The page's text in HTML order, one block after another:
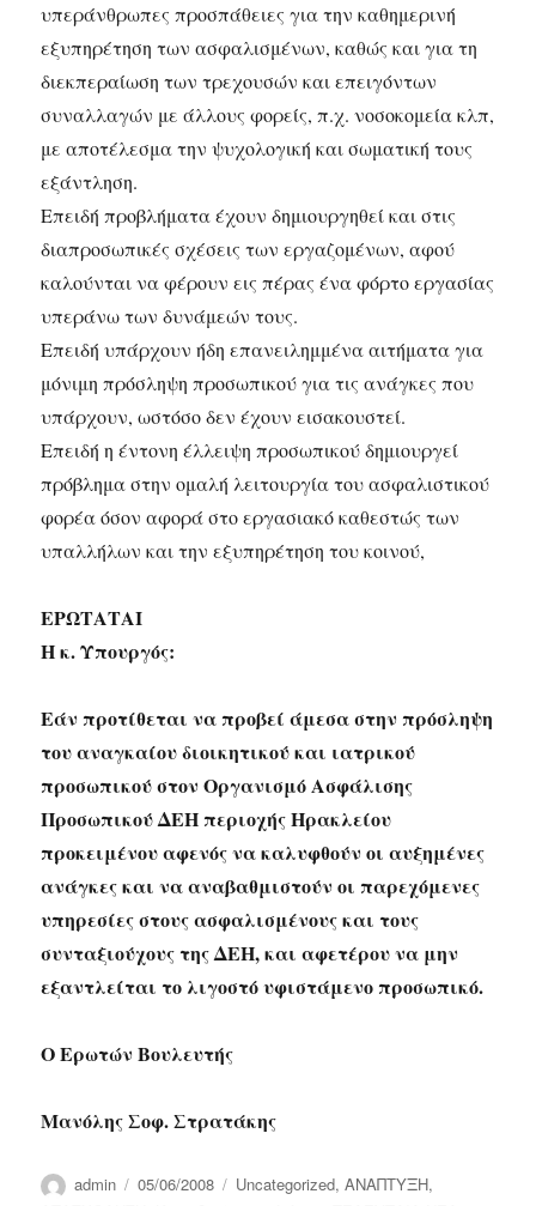
υπεράνθρωπες προσπάθειες για την καθημερινή
εξυπηρέτηση των ασφαλισμένων, καθώς και για τη
διεκπεραίωση των τρεχουσών και επειγόντων
συναλλαγών με άλλους φορείς, π.χ. νοσοκομεία κλπ,
με αποτέλεσμα την ψυχολογική και σωματική τους
εξάντληση.
Επειδή προβλήματα έχουν δημιουργηθεί και στις
διαπροσωπικές σχέσεις των εργαζομένων, αφού
καλούνται να φέρουν εις πέρας ένα φόρτο εργασίας
υπεράνω των δυνάμεών τους.
Επειδή υπάρχουν ήδη επανειλημμένα αιτήματα για
μόνιμη πρόσληψη προσωπικού για τις ανάγκες που
υπάρχουν, ωστόσο δεν έχουν εισακουστεί.
Επειδή η έντονη έλλειψη προσωπικού δημιουργεί
πρόβλημα στην ομαλή λειτουργία του ασφαλιστικού
φορέα όσον αφορά στο εργασιακό καθεστώς των
υπαλλήλων και την εξυπηρέτηση του κοινού,
ΕΡΩΤΑΤΑΙ
Η κ. Υπουργός:
Εάν προτίθεται να προβεί άμεσα στην πρόσληψη
του αναγκαίου διοικητικού και ιατρικού
προσωπικού στον Οργανισμό Ασφάλισης
Προσωπικού ΔΕΗ περιοχής Ηρακλείου
προκειμένου αφενός να καλυφθούν οι αυξημένες
ανάγκες και να αναβαθμιστούν οι παρεχόμενες
υπηρεσίες στους ασφαλισμένους και τους
συνταξιούχους της ΔΕΗ, και αφετέρου να μην
εξαντλείται το λιγοστό υφιστάμενο προσωπικό.
Ο Ερωτών Βουλευτής
Μανόλης Σοφ. Στρατάκης
Author
admin
Posted
05/06/2008 Categories
Uncategorized,ΑΝΑΠΤΥΞΗ,